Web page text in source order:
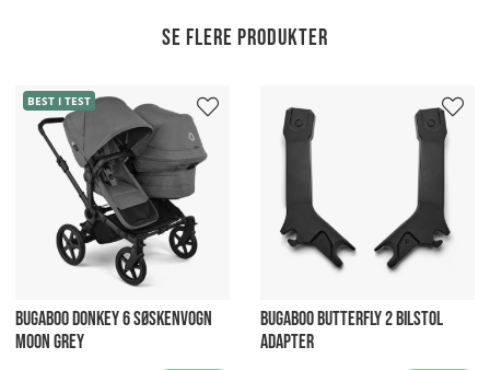
Se flere produkter
BEST I TEST
BUGABOO DONKEY 6 SØSKENVOGN
MOON GREY
BUGABOO BUTTERFLY 2 BILSTOL
ADAPTER